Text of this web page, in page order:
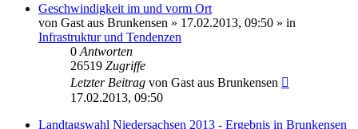
Geschwindigkeit im und vorm Ort
von Gast aus Brunkensen » 17.02.2013, 09:50 » in
Infrastruktur und Tendenzen
0 Antworten
26519 Zugriffe
Letzter Beitrag von Gast aus Brunkensen
17.02.2013, 09:50
Landtagswahl Niedersachsen 2013 - Ergebnis in Brunkensen